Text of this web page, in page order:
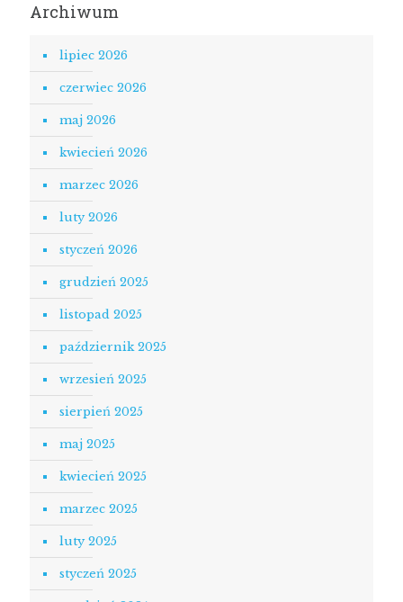
Archiwum
lipiec 2026
czerwiec 2026
maj 2026
kwiecień 2026
marzec 2026
luty 2026
styczeń 2026
grudzień 2025
listopad 2025
październik 2025
wrzesień 2025
sierpień 2025
maj 2025
kwiecień 2025
marzec 2025
luty 2025
styczeń 2025